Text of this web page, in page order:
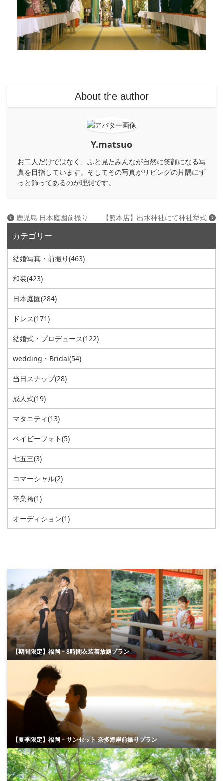
About the author
Y.matsuo
お二人だけではなく、ふと見たみんなが自然に笑顔になる写
真を目指しています。そしてその写真がリビングの片隅にず
っと飾ってあるのが理想です。
鹿児島 日本庭園前撮り 【熊本店】出水神社にて神社挙式
カテゴリー
結婚写真・前撮り(463)
和装(423)
日本庭園(284)
ドレス(171)
結婚式・プロデュース(122)
wedding・Bridal(54)
当日スナップ(28)
成人式(19)
マタニティ(13)
ベイビーフォト(5)
七五三(3)
コマーシャル(2)
卒業袴(1)
オーディション(1)
【期間限定】福岡 – 8時間衣装着放題プラン
【夏季限定】福岡 – サンセット 奈多海岸前撮りプラン